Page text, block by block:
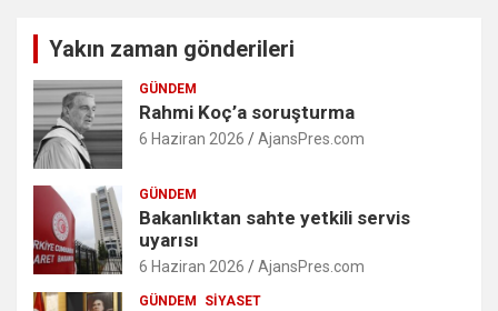
Yakın zaman gönderileri
GÜNDEM
Rahmi Koç’a soruşturma
6 Haziran 2026 AjansPres.com
GÜNDEM
Bakanlıktan sahte yetkili servis
uyarısı
6 Haziran 2026 AjansPres.com
GÜNDEM SIYASET